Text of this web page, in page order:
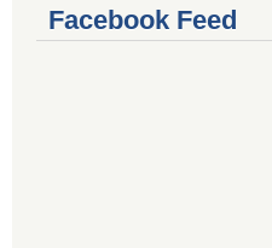
Facebook Feed